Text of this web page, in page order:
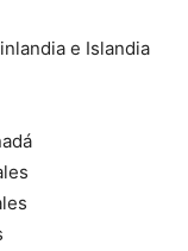
e Islandia